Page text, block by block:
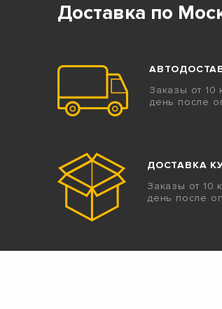
Доставка по
Заказы от 10
день после
ДОСТАВКА
Заказы от 10
день после